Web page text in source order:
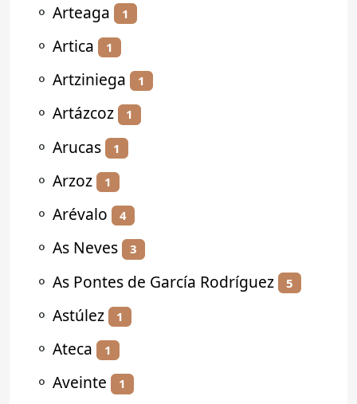
⚬ Arteaga 1
⚬ Artica 1
⚬ Artziniega 1
⚬ Artázcoz 1
⚬ Arucas 1
⚬ Arzoz 1
⚬ Arévalo 4
⚬ As Neves 3
⚬ As Pontes de García Rodríguez 5
⚬ Astúlez 1
⚬ Ateca 1
⚬ Aveinte 1